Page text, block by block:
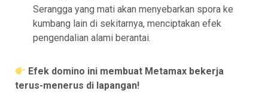
Serangga yang mati akan menyebarkan spora ke
kumbang lain di sekitarnya, menciptakan efek
pengendalian alami berantai.
Efek domino ini membuat Metamax bekerja
terus-menerus di lapangan!